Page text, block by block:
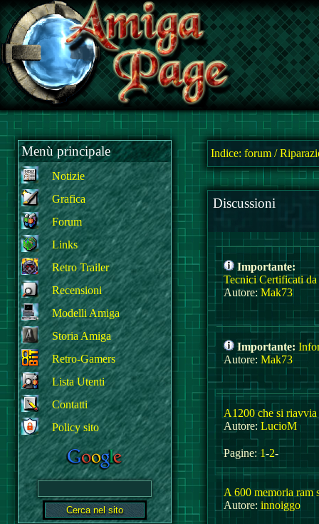
Menù principale
Notizie
Grafica
Forum
Links
Retro Trailer
Recensioni
Modelli Amiga
Storia Amiga
Retro-Gamers
Lista Utenti
Contatti
Policy sito
Indice: forum /
Discussioni
Importante:
Tecnici Certificati
Autore: Mak73
Importante:
Autore: Mak73
A1200 che si riavvia
Autore:LucioM
Pagine: 1-2-
A 600 memoria ram
Autore: innoiggo